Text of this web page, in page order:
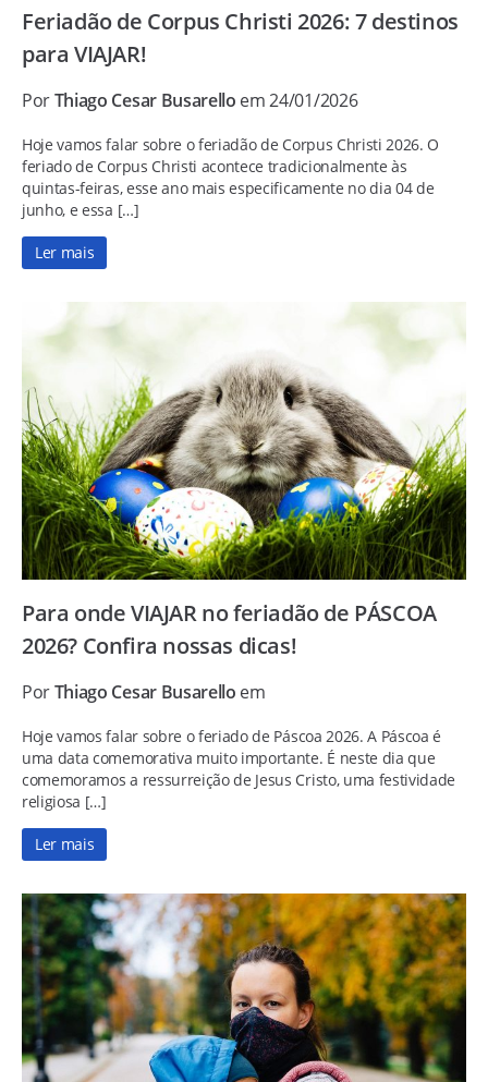
Feriadão de Corpus Christi 2026: 7 destinos
para VIAJAR!
PorThiago Cesar Busarello em 24/01/2026
Hoje vamos falar sobre o feriadão de Corpus Christi 2026. O
feriado de Corpus Christi acontece tradicionalmente às
quintas-feiras, esse ano mais especificamente no dia 04 de
junho, e essa […]
Ler mais
Para onde VIAJAR no feriadão de PÁSCOA
2026? Confira nossas dicas!
PorThiago Cesar Busarello em
Hoje vamos falar sobre o feriado de Páscoa 2026. A Páscoa é
uma data comemorativa muito importante. É neste dia que
comemoramos a ressurreição de Jesus Cristo, uma festividade
religiosa […]
Ler mais